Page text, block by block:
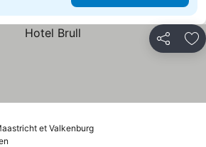
Partager
et ValkenburgConsulter les prix
les prix